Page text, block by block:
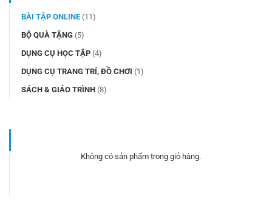
BÀI TẬP ONLINE (11)
BỘ QUÀ TẶNG (5)
DỤNG CỤ HỌC TẬP (4)
DỤNG CỤ TRANG TRÍ, ĐỒ CHƠI (1)
SÁCH & GIÁO TRÌNH (8)
Không có sản phẩm trong giỏ hàng.